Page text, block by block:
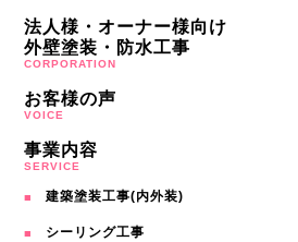
法人様・オーナー様向け
外壁塗装・防水工事
CORPORATION
お客様の声
VOICE
事業内容
SERVICE
建築塗装工事(内外装)
シーリング工事